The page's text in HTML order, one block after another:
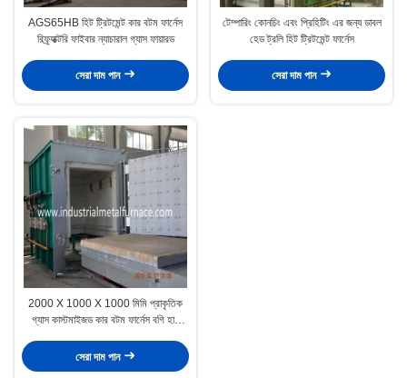
AGS65HB হিট ট্রিটমেন্ট কার বটম ফার্নেস
রিফ্র্যাক্টরি ফাইবার ন্যাচারাল গ্যাস ফায়ারড
সেরা দাম পান
টেম্পারিং কোনচিং এবং প্রিহিটিং এর জন্য ডাবল
হেড ট্রলি হিট ট্রিটমেন্ট ফার্নেস
সেরা দাম পান
2000 X 1000 X 1000 মিমি প্রাকৃতিক
গ্যাস কাস্টমাইজড কার বটম ফার্নেস বগি হার্থ
সেরা দাম পান